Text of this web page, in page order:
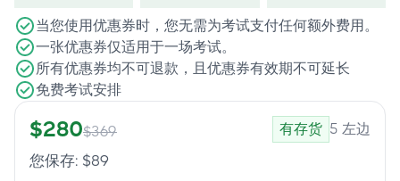
当您使用优惠券时，您无需为考试支付任何额外费用。
一张优惠券仅适用于一场考试。
所有优惠券均不可退款，且优惠券有效期不可延长
免费考试安排
$280$369 有存货 5 左边
您保存: $89